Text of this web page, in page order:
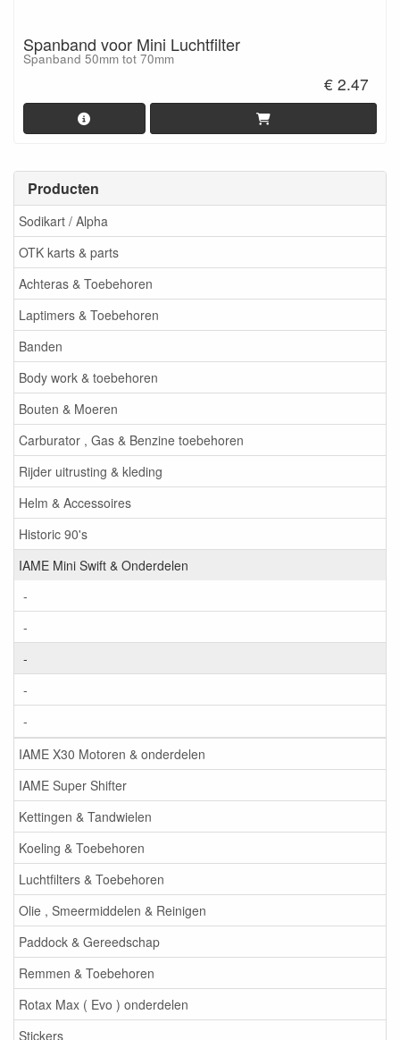
Producten
Sodikart / Alpha
OTK karts & parts
Achteras & Toebehoren
Laptimers & Toebehoren
Banden
Body work & toebehoren
Bouten & Moeren
Carburator , Gas & Benzine toebehoren
Rijder uitrusting & kleding
Helm & Accessoires
Historic 90's
IAME Mini Swift & Onderdelen
-
-
-
-
-
IAME X30 Motoren & onderdelen
IAME Super Shifter
Kettingen & Tandwielen
Koeling & Toebehoren
Luchtfilters & Toebehoren
Olie , Smeermiddelen & Reinigen
Paddock & Gereedschap
Remmen & Toebehoren
Rotax Max ( Evo ) onderdelen
Stickers
Spanband voor Mini Luchtfilter
Spanband 50mm tot 70mm
€ 2.47